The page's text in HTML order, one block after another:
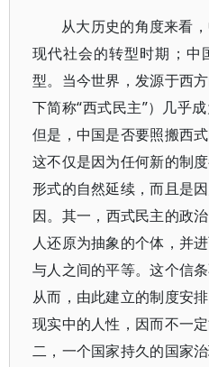
从大历史的角度来看
现代社会的转型时期；中
型。当今世界，发源于西
下简称“西式民主”）几乎
但是，中国是否要照搬西
这不仅是因为任何新的制
形式的自然延续，而且是
因。其一，西式民主的
人还原为抽象的个体，并
与人之间的平等。这个信
从而，由此建立的制度安
现实中的人性，因而不一
二，一个国家持久的国家